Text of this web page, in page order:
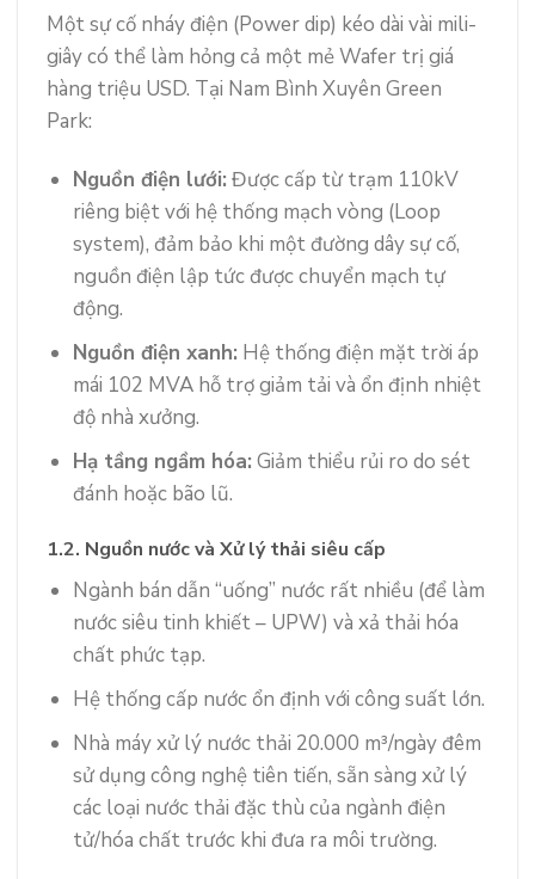
Một sự cố nháy điện (Power dip) kéo dài vài mili-
giây có thể làm hỏng cả một mẻ Wafer trị giá
hàng triệu USD. Tại Nam Bình Xuyên Green
Park:
Nguồn điện lưới: Được cấp từ trạm 110kV
riêng biệt với hệ thống mạch vòng (Loop
system), đảm bảo khi một đường dây sự cố,
nguồn điện lập tức được chuyển mạch tự
động.
Nguồn điện xanh: Hệ thống điện mặt trời áp
mái 102 MVA hỗ trợ giảm tải và ổn định nhiệt
độ nhà xưởng.
Hạ tầng ngầm hóa: Giảm thiểu rủi ro do sét
đánh hoặc bão lũ.
1.2. Nguồn nước và Xử lý thải siêu cấp
Ngành bán dẫn “uống” nước rất nhiều (để làm
nước siêu tinh khiết – UPW) và xả thải hóa
chất phức tạp.
Hệ thống cấp nước ổn định với công suất lớn.
Nhà máy xử lý nước thải 20.000 m³/ngày đêm
sử dụng công nghệ tiên tiến, sẵn sàng xử lý
các loại nước thải đặc thù của ngành điện
tử/hóa chất trước khi đưa ra môi trường.